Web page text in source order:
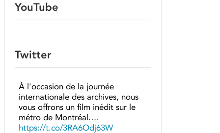
YouTube
Twitter
À l'occasion de la journée
internationale des archives, nous
vous offrons un film inédit sur le
métro de Montréal.…
https://t.co/3RA6Odj63W